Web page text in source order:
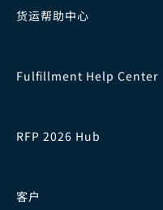
货运帮助中心
Fulfillment Help Center
RFP 2026 Hub
客户